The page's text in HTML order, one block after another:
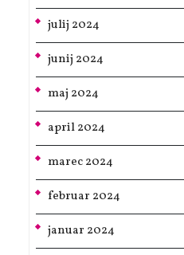
julij 2024
junij 2024
maj 2024
april 2024
marec 2024
februar 2024
januar 2024